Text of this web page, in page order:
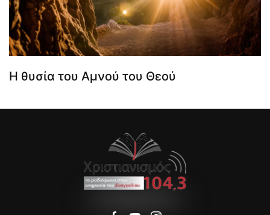
Η θυσία του Αμνού του Θεού